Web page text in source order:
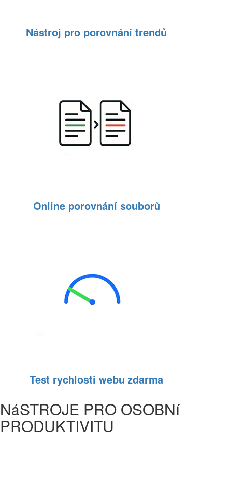
Nástroj pro porovnání trendů
Online porovnání souborů
Test rychlosti webu zdarma
NáSTROJE PRO OSOBNí
PRODUKTIVITU